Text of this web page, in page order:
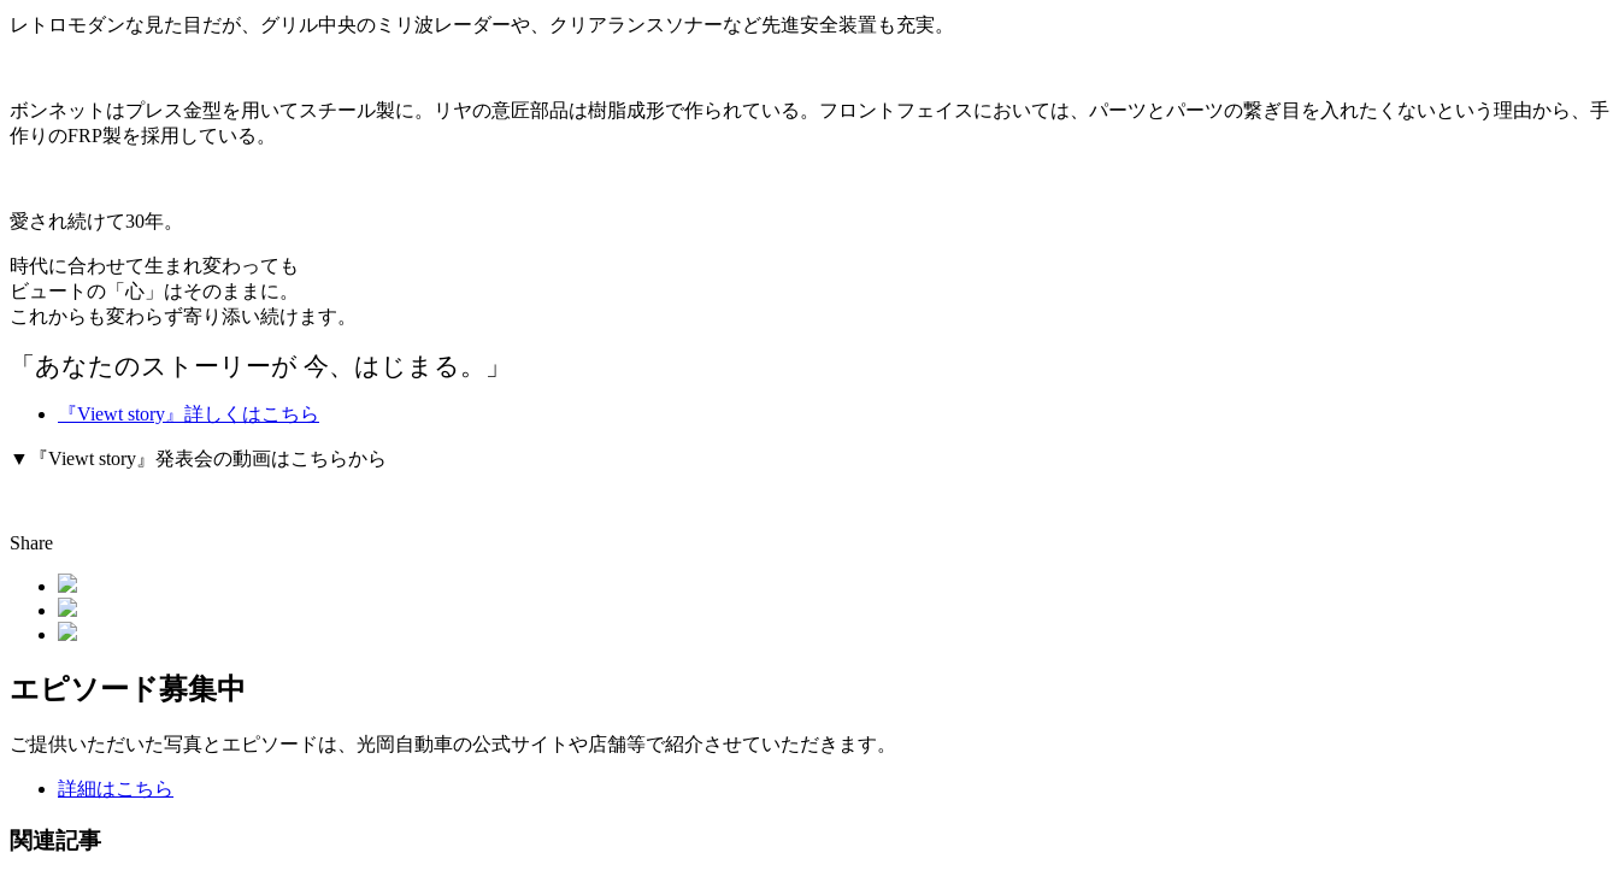
レトロモダンな見た目だが、グリル中央のミリ波レーダーや、クリアランスソナーなど先進安全装置も充実。
ボンネットはプレス金型を用いてスチール製に。リヤの意匠部品は樹脂成形で作られている。フロントフェイスにおいては、パーツとパーツの繋ぎ目を入れたくないという理由から、手
作りのFRP製を採用している。
愛され続けて30年。
時代に合わせて生まれ変わっても
ビュートの「心」はそのままに。
これからも変わらず寄り添い続けます。
「あなたのストーリーが 今、はじまる。」
『Viewt story』詳しくはこちら
▼『Viewt story』発表会の動画はこちらから
Share
エピソード募集中
ご提供いただいた写真とエピソードは、光岡自動車の公式サイトや店舗等で紹介させていただきます。
詳細はこちら
関連記事